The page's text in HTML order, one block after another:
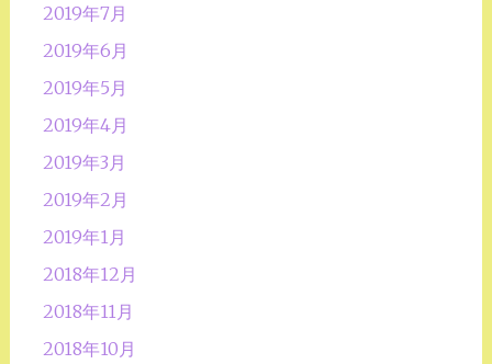
2019年7月
2019年6月
2019年5月
2019年4月
2019年3月
2019年2月
2019年1月
2018年12月
2018年11月
2018年10月